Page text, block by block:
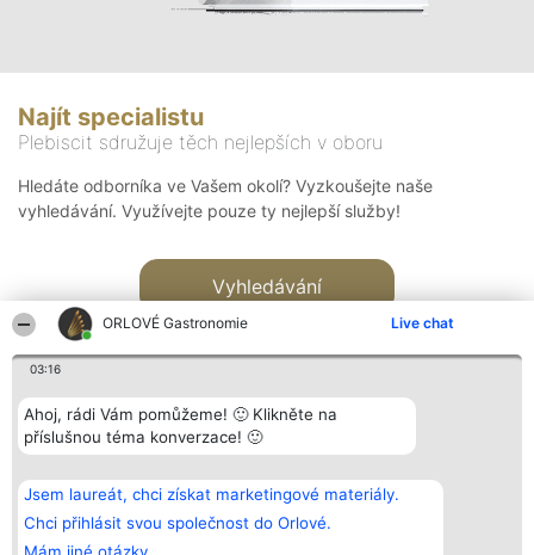
ORLOVÉ Gastronomie Live chat
03:16
Ahoj, rádi Vám pomůžeme! 🙂 Klikněte na
příslušnou téma konverzace! 🙂
Jsem laureát, chci získat marketingové materiály.
Chci přihlásit svou společnost do Orlové.
Najít specialistu
Plebiscit sdružuje těch nejlepších v oboru
Hledáte odborníka ve Vašem okolí? Vyzkoušejte naše
vyhledávání. Využívejte pouze ty nejlepší služby!
Vyhledávání
Bright Side Solutions sp. z o.
o. sp. k.
ul. Ruska 22
Wrocław 50-079
KRS 0000749100 | Regon
Vítězové
Seznam všech
laureátů
Zásady
Kontakt